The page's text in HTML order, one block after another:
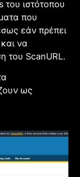
του ιστότοπου
που
εάν πρέπει
να
του ScanURL.
ως